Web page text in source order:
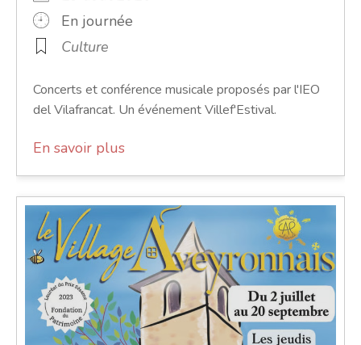
En journée
Culture
Concerts et conférence musicale proposés par l'IEO
del Vilafrancat. Un événement Villef'Estival.
En savoir plus